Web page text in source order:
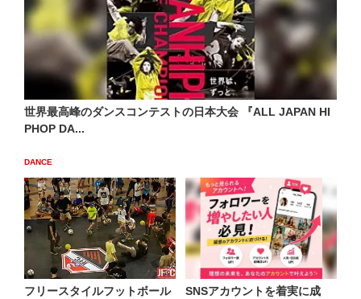
世界最高峰のダンスコンテストの日本大会 『ALL JAPAN HI
PHOP DA...
DANCE
フリースタイルフットボール
SNSアカウントを着実に成